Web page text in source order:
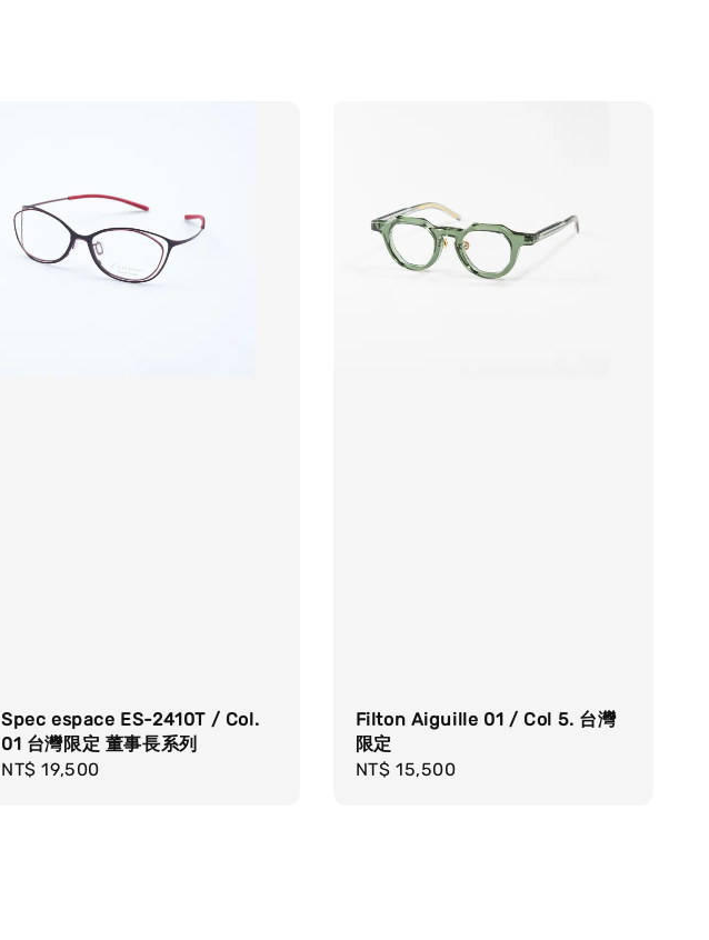
Spec espace ES-2410T / Col.
01 台灣限定 董事長系列
Regular
NT$ 19,500
Filton Aiguille 01 / Col 5. 台灣
限定
Regular
NT$ 15,500